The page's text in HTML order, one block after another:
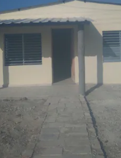
média de 5, 9 avaliações